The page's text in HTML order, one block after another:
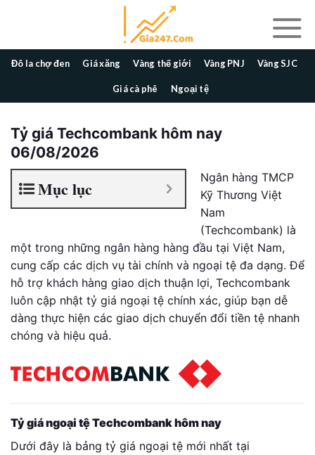
Đô la chợ đen Giá xăng Vàng thế giới Vàng PNJ Vàng SJC
Giá cà phê Ngoại tệ
Tỷ giá Techcombank hôm nay
06/08/2026
Mục lục
Ngân hàng TMCP
Kỹ Thương Việt
Nam
(Techcombank) là
một trong những ngân hàng hàng đầu tại Việt Nam,
cung cấp các dịch vụ tài chính và ngoại tệ đa dạng. Để
hỗ trợ khách hàng giao dịch thuận lợi, Techcombank
luôn cập nhật tỷ giá ngoại tệ chính xác, giúp bạn dễ
dàng thực hiện các giao dịch chuyển đổi tiền tệ nhanh
chóng và hiệu quả.
Tỷ giá ngoại tệ Techcombank hôm nay
Dưới đây là bảng tỷ giá ngoại tệ mới nhất tại